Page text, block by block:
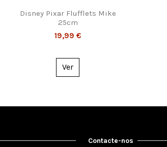
Disney Pixar Flufflets Mike
25cm
19,99 €
Ver
Contacte-nos